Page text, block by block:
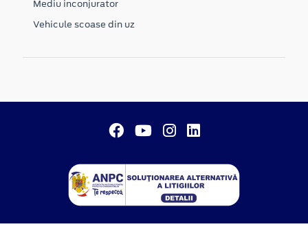
Mediu inconjurator
Vehicule scoase din uz